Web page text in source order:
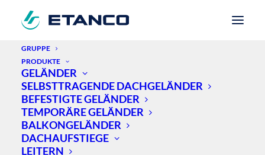
GRUPPE
PRODUKTE
GELÄNDER
SELBSTTRAGENDE DACHGELÄNDER
BEFESTIGTE GELÄNDER
TEMPORÄRE GELÄNDER
BALKONGELÄNDER
DACHAUFSTIEGE
LEITERN
Home Jobs
JOBS